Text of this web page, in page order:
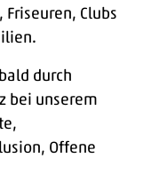
Clubs
durch
bei unserem
Offene